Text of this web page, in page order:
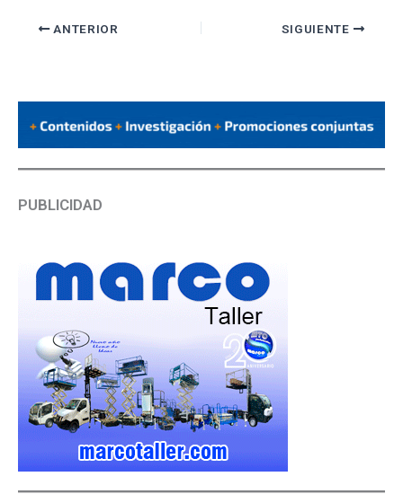
ANTERIOR SIGUIENTE
PUBLICIDAD